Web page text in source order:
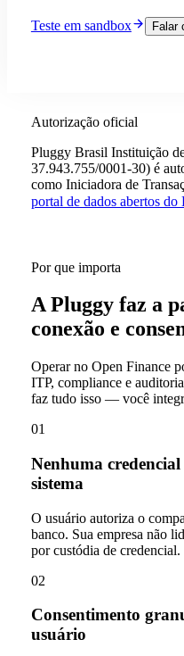
Teste em sandbox Falar
Autorização oficial
Pluggy Brasil Instituição
37.943.755/0001-30) é
como Iniciadora de
portal de dados abertos
Por que importa
A Pluggy faz a
conexão e
Operar no Open Finance
ITP, compliance e
faz tudo isso — você
01
Nenhuma
sistema
O usuário autoriza o
banco. Sua empresa não
por custódia de credencial.
02
Consentimento
usuário